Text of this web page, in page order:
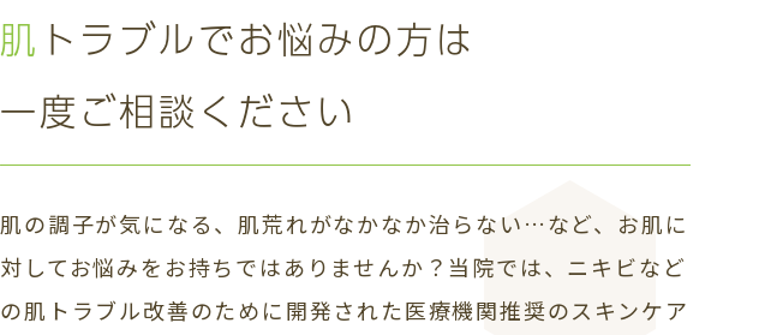
肌トラブルでお悩みの方は
一度ご相談ください
肌の調子が気になる、肌荒れがなかなか治らない…など、お肌に
対してお悩みをお持ちではありませんか？当院では、ニキビなど
の肌トラブル改善のために開発された医療機関推奨のスキンケア